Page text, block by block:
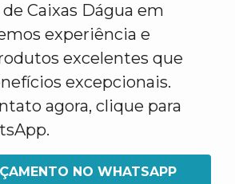
Caixas Dágua em
experiência e
excelentes que
excepcionais.
agora, clique para
NO WHATSAPP